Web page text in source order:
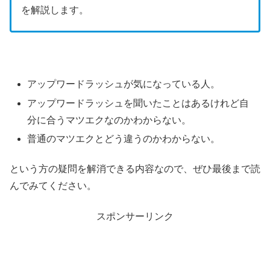
を解説します。
アップワードラッシュが気になっている人。
アップワードラッシュを聞いたことはあるけれど自
分に合うマツエクなのかわからない。
普通のマツエクとどう違うのかわからない。
という方の疑問を解消できる内容なので、ぜひ最後まで読
んでみてください。
スポンサーリンク